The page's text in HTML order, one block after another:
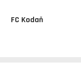
FC Kodaň